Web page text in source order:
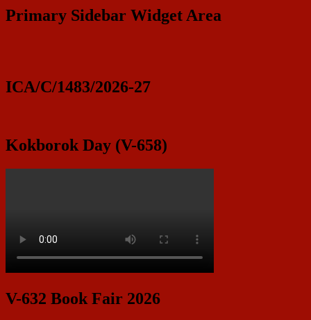
Primary Sidebar Widget Area
ICA/C/1483/2026-27
Kokborok Day (V-658)
V-632 Book Fair 2026